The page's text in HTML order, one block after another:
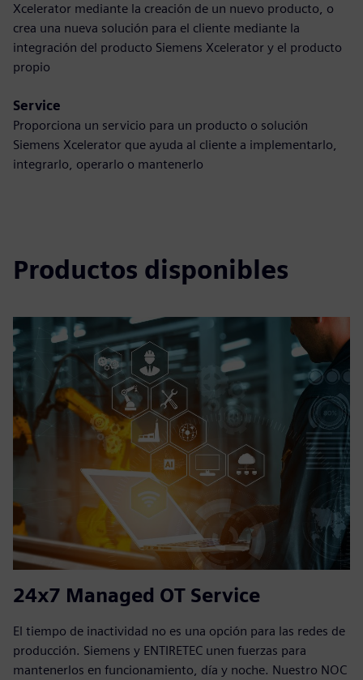
Xcelerator mediante la creación de un nuevo producto, o
crea una nueva solución para el cliente mediante la
integración del producto Siemens Xcelerator y el producto
propio
Service
Proporciona un servicio para un producto o solución
Siemens Xcelerator que ayuda al cliente a implementarlo,
integrarlo, operarlo o mantenerlo
Productos disponibles
24x7 Managed OT Service
El tiempo de inactividad no es una opción para las redes de
producción. Siemens y ENTIRETEC unen fuerzas para
mantenerlos en funcionamiento, día y noche. Nuestro NOC